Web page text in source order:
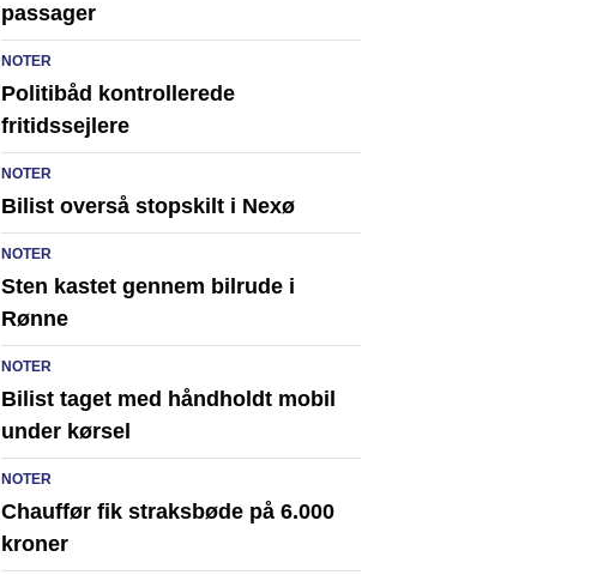
passager
NOTER
Politibåd kontrollerede
fritidssejlere
NOTER
Bilist overså stopskilt i Nexø
NOTER
Sten kastet gennem bilrude i
Rønne
NOTER
Bilist taget med håndholdt mobil
under kørsel
NOTER
Chauffør fik straksbøde på 6.000
kroner